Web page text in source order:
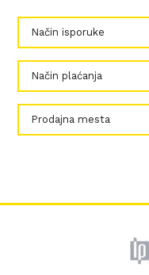
Način isporuke
Način plaćanja
Prodajna mesta